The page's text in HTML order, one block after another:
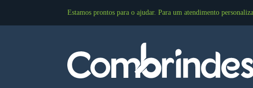
Estamos prontos para o ajudar. Para um atendimento